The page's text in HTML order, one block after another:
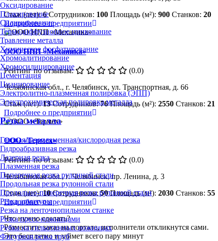
Оксидирование
Плакирование
Силицирование
Термодиффузионное цинкование
Травление металла
Химическое фосфатирование
Хромоалитирование
Хромосилицирование
Цементация
Цианирование
Электролитно-плазменная полировка (ЭПП)
Электрохимическая полировка металла
Резка металла
Газовая/газопламенная/кислородная резка
Гидроабразивная резка
Лазерная резка
Плазменная резка
Поперечная резка рулонной стали
Продольная резка рулонной стали
Продольно-поперечная резка рулонной стали
Резка арматуры
Резка на ленточнопильном станке
Резка пресс-ножницами
Рубка на гильотинных ножницах
Фигурная резка труб
Стаж (лет):6 Сотрудников: 100 Площадь (м²): 900 Станков: 20
Подробнее о предприятии
ООО НПП «Механика»
Рейтинг по отзывам:
(0.0)
Челябинская обл., г. Челябинск, ул. Транспортная, д. 66
Стаж (лет):13 Сотрудников:76 Площадь (м²): 2550 Станков: 21
Подробнее о предприятии
ООО «Термех»
Рейтинг по отзывам:
(0.0)
Челябинская обл., г. Челябинск, пр. Ленина, д. 3
Стаж (лет):10 Сотрудников:50 Площадь (м²): 2030 Станков: 55
Подробнее о предприятии
Что нужно сделать?
Разместите заказ на портале, исполнители откликнутся сами.
Это бесплатно и займет всего пару минут